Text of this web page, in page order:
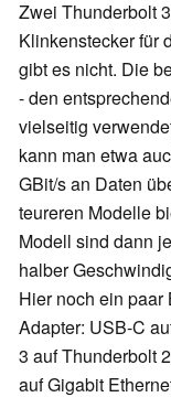
Zwei Thunderbolt
Klinkenstecker für
gibt es nicht. Die
- den
vielseitig
kann man etwa
GBit/s an Daten
teureren Modelle
Modell sind dann
halber
Hier noch ein
Adapter: USB-C
3 auf Thunderbolt
auf Gigabit